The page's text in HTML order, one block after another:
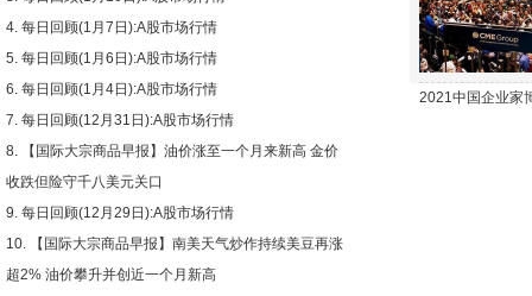
每日回顾(1月7日):A股市场行情
每日回顾(1月6日):A股市场行情
每日回顾(1月4日):A股市场行情
每日回顾(12月31日):A股市场行情
【国际大宗商品早报】油价涨至一个月来新高 金价
收跌但险守千八美元关口
每日回顾(12月29日):A股市场行情
【国际大宗商品早报】南美天气炒作持续美豆再涨
超2% 油价攀升并创近一个月新高
2021中国企业家